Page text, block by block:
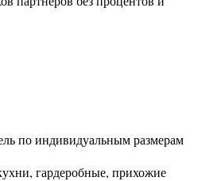
по индивидуальным размерам
гардеробные, прихожие